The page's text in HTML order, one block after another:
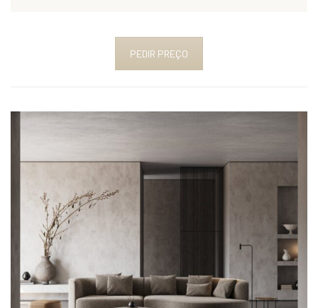
PEDIR PREÇO